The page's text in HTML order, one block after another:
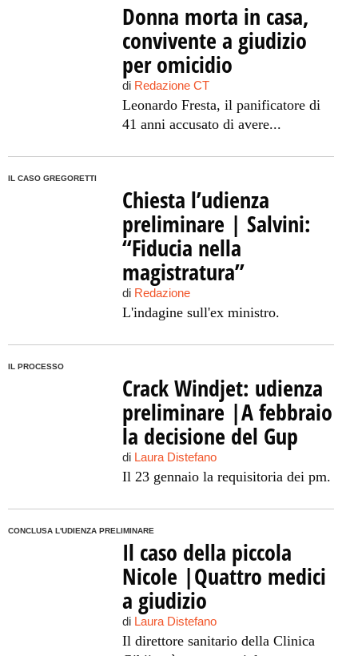
Donna morta in casa,
convivente a giudizio
per omicidio
di Redazione CT
Leonardo Fresta, il panificatore di
41 anni accusato di avere...
IL CASO GREGORETTI
Chiesta l’udienza
preliminare | Salvini:
“Fiducia nella
magistratura”
di Redazione
L'indagine sull'ex ministro.
IL PROCESSO
Crack Windjet: udienza
preliminare |A febbraio
la decisione del Gup
di Laura Distefano
Il 23 gennaio la requisitoria dei pm.
CONCLUSA L'UDIENZA PRELIMINARE
Il caso della piccola
Nicole |Quattro medici
a giudizio
di Laura Distefano
Il direttore sanitario della Clinica